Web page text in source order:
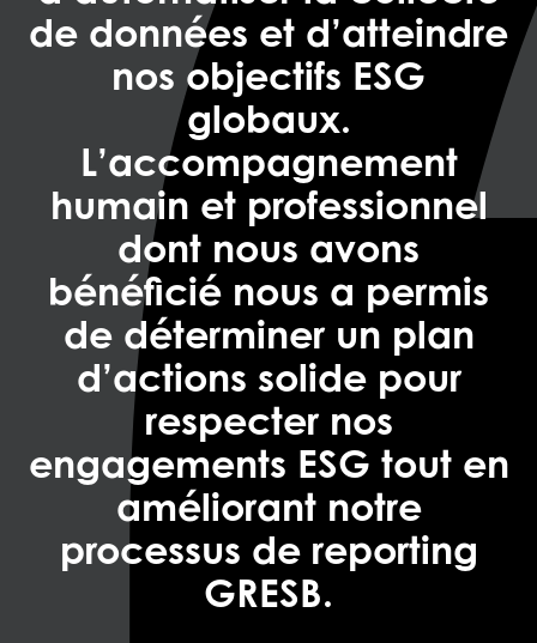
de données et d’atteindre
nos objectifs ESG
globaux.
L’accompagnement
humain et professionnel
dont nous avons
bénéficié nous a permis
de déterminer un plan
d’actions solide pour
respecter nos
engagements ESG tout en
améliorant notre
processus de reporting
GRESB.